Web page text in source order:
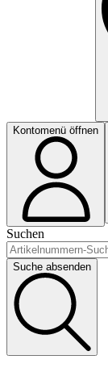
Kontomenü öffnen
Suchen
Suche absenden